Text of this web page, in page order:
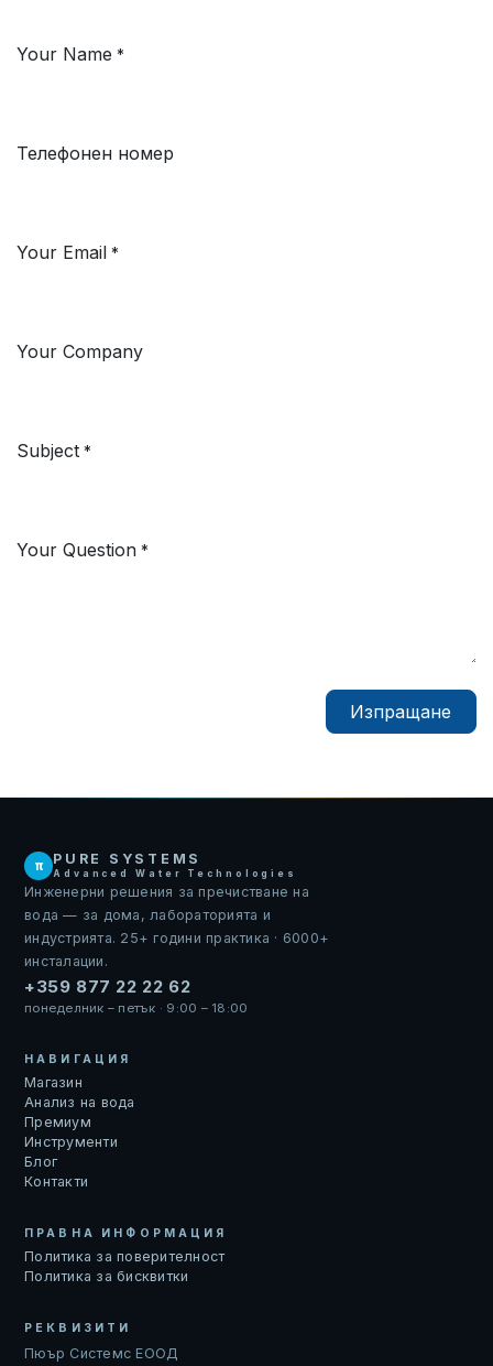
Your Name *
Телефонен номер
Your Email *
Your Company
Subject *
Your Question *
Изпращане
π PURE SYSTEMS
Advanced Water Technologies
Инженерни решения за пречистване на
вода — за дома, лабораторията и
индустрията. 25+ години практика · 6000+
инсталации.
+359 877 22 22 62
понеделник – петък · 9:00 – 18:00
НАВИГАЦИЯ
Магазин
Анализ на вода
Премиум
Инструменти
Блог
Контакти
ПРАВНА ИНФОРМАЦИЯ
Политика за поверителност
Политика за бисквитки
РЕКВИЗИТИ
Пюър Системс ЕООД